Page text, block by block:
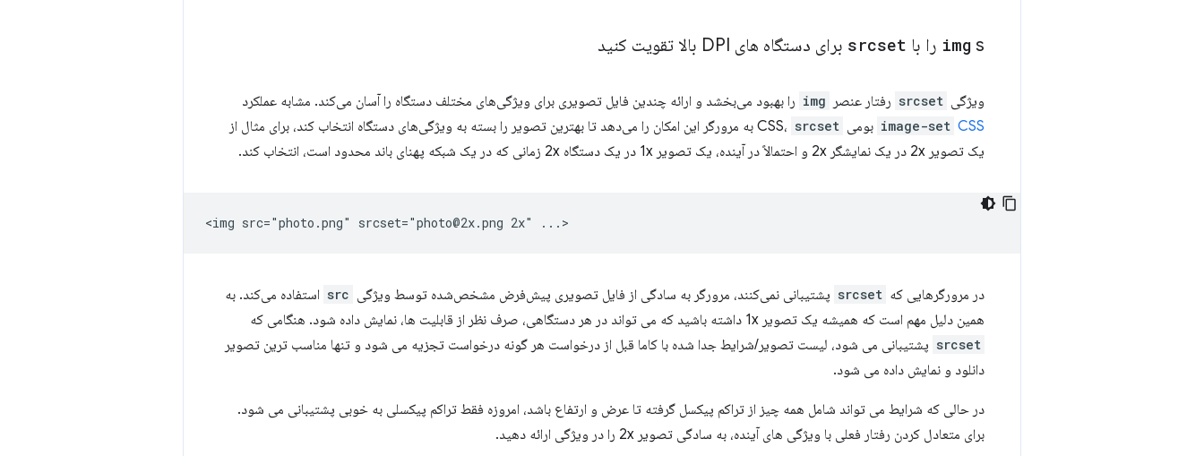
img s را با srcset برای دستگاه های DPI بالا تقویت کنید
ویژگی srcset رفتار عنصر img را بهبود می‌بخشد و ارائه چندین فایل تصویری برای ویژگی‌های مختلف دستگاه را آسان می‌کند. مشابه عملکرد
image-set CSS بومی CSS، srcset
به مرورگر این امکان را می‌دهد تا بهترین تصویر را بسته به ویژگی‌های دستگاه انتخاب کند، برای مثال از
یک تصویر 2x در یک نمایشگر 2x و احتمالاً در آینده، یک تصویر 1x در یک دستگاه 2x زمانی که در یک شبکه پهنای باند محدود است، انتخاب کند.
در مرورگرهایی که srcset پشتیبانی نمی‌کنند، مرورگر به سادگی از فایل تصویری پیش‌فرض مشخص‌شده توسط ویژگی src استفاده می‌کند. به
همین دلیل مهم است که همیشه یک تصویر 1x داشته باشید که می تواند در هر دستگاهی، صرف نظر از قابلیت ها، نمایش داده شود. هنگامی که
srcset پشتیبانی می شود، لیست تصویر/شرایط جدا شده با کاما قبل از درخواست هر گونه درخواست تجزیه می شود و تنها مناسب ترین تصویر
دانلود و نمایش داده می شود.
در حالی که شرایط می تواند شامل همه چیز از تراکم پیکسل گرفته تا عرض و ارتفاع باشد، امروزه فقط تراکم پیکسلی به خوبی پشتیبانی می شود.
برای متعادل کردن رفتار فعلی با ویژگی های آینده، به سادگی تصویر 2x را در ویژگی ارائه دهید.